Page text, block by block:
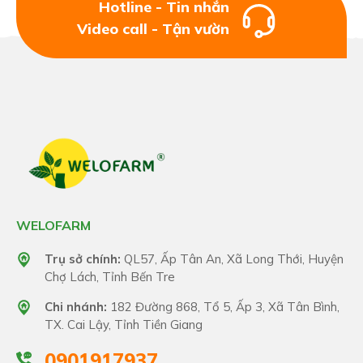
Hotline - Tin nhắn
Video call - Tận vườn
WELOFARM
Trụ sở chính: QL57, Ấp Tân An, Xã Long Thới, Huyện
Chợ Lách, Tỉnh Bến Tre
Chi nhánh: 182 Đường 868, Tổ 5, Ấp 3, Xã Tân Bình,
TX. Cai Lậy, Tỉnh Tiền Giang